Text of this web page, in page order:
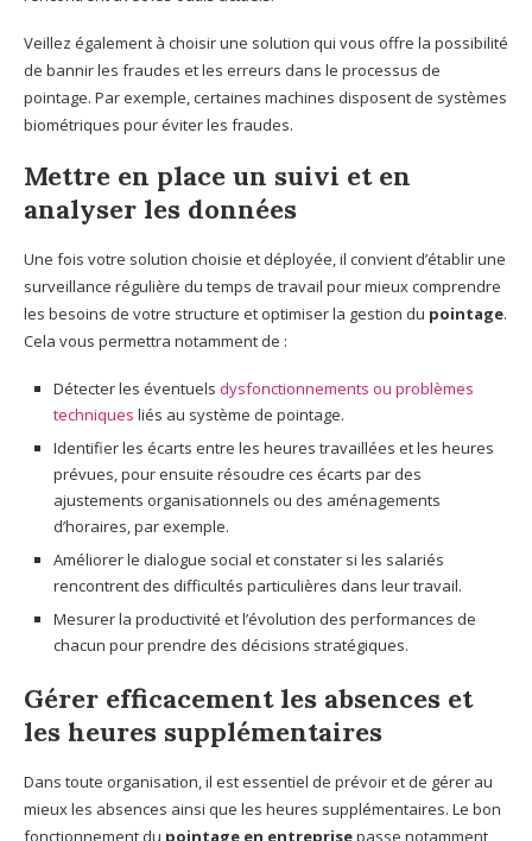
Veillez également à choisir une solution qui vous offre la possibilité
de bannir les fraudes et les erreurs dans le processus de
pointage. Par exemple, certaines machines disposent de systèmes
biométriques pour éviter les fraudes.
Mettre en place un suivi et en
analyser les données
Une fois votre solution choisie et déployée, il convient d’établir une
surveillance régulière du temps de travail pour mieux comprendre
les besoins de votre structure et optimiser la gestion du pointage.
Cela vous permettra notamment de :
Détecter les éventuels dysfonctionnements ou problèmes
techniques liés au système de pointage.
Identifier les écarts entre les heures travaillées et les heures
prévues, pour ensuite résoudre ces écarts par des
ajustements organisationnels ou des aménagements
d’horaires, par exemple.
Améliorer le dialogue social et constater si les salariés
rencontrent des difficultés particulières dans leur travail.
Mesurer la productivité et l’évolution des performances de
chacun pour prendre des décisions stratégiques.
Gérer efficacement les absences et
les heures supplémentaires
Dans toute organisation, il est essentiel de prévoir et de gérer au
mieux les absences ainsi que les heures supplémentaires. Le bon
fonctionnement du pointage en entreprisepasse notamment